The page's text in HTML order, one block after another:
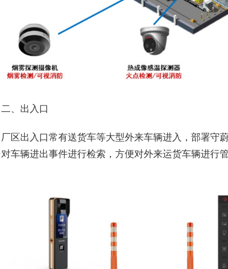
出入口
出入口常有送货车等大型外来车辆进入，部署守
车辆进出事件进行检索，方便对外来运货车辆进行